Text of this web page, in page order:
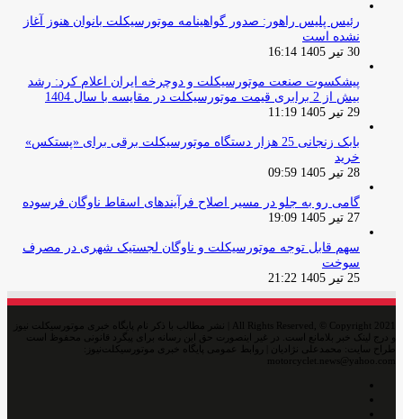
رئیس پلیس راهور: صدور گواهینامه موتورسیکلت بانوان هنوز آغاز
نشده است
30 تیر 1405 16:14
پیشکسوت صنعت موتورسیکلت و دوچرخه ایران اعلام کرد: رشد
بیش از 2 برابری قیمت موتورسیکلت در مقایسه با سال 1404
29 تیر 1405 11:19
بابک زنجانی 25 هزار دستگاه موتورسیکلت برقی برای «پستکس»
خرید
28 تیر 1405 09:59
گامی رو به جلو در مسیر اصلاح فرآیندهای اسقاط ناوگان فرسوده
27 تیر 1405 19:09
سهم قابل توجه موتورسیکلت و ناوگان لجستیک شهری در مصرف
سوخت
25 تیر 1405 21:22
All Rights Reserved, © Copyright 2021 | نشر مطالب با ذکر نام پایگاه خبری موتورسیکلت نیوز
و درج لینک خبر بلامانع است. در غیر اینصورت حق این رسانه برای پیگرد قانونی محفوظ است
طراح سایت: محمدعلی نژادیان | روابط عمومی پایگاه خبری موتورسیکلت‌نیوز:
motorcyclet.news@yahoo.com